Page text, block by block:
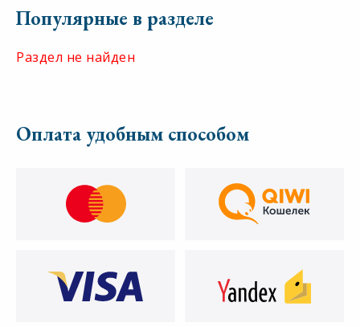
Популярные в разделе
Раздел не найден
Оплата удобным способом